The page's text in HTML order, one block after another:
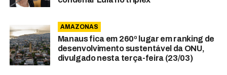
AMAZONAS
Manaus fica em 260º lugar em ranking de
desenvolvimento sustentável da ONU,
divulgado nesta terça-feira (23/03)